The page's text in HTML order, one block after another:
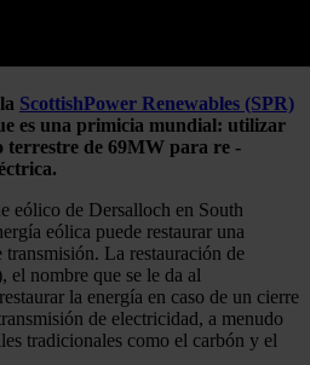
ScottishPower Renewables (SPR)
es una primicia mundial: utilizar
terrestre de 69MW para re -
eólico de Dersalloch en South
eólica puede restaurar una
transmisión. La restauración de
el nombre que se le da al
la energía en caso de un cierre
de electricidad, a menudo
tradicionales como el carbón y el